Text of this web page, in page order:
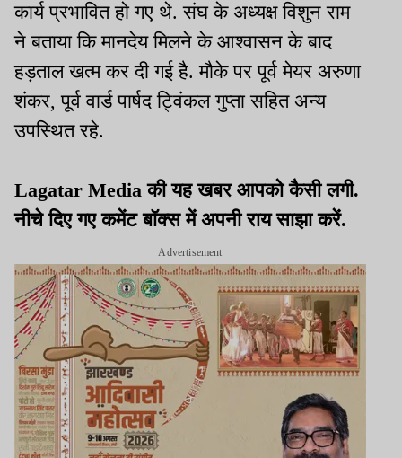
कार्य प्रभावित हो गए थे. संघ के अध्यक्ष विशुन राम
ने बताया कि मानदेय मिलने के आश्वासन के बाद
हड़ताल खत्म कर दी गई है. मौके पर पूर्व मेयर अरुणा
शंकर, पूर्व वार्ड पार्षद ट्विंकल गुप्ता सहित अन्य
उपस्थित रहे.
Lagatar Media की यह खबर आपको कैसी लगी.
नीचे दिए गए कमेंट बॉक्स में अपनी राय साझा करें.
Advertisement